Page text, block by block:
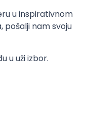
u inspirativnom
pošalji nam svoju
u uži izbor.